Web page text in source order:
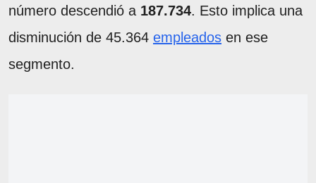
número descendió a 187.734. Esto implica una
disminución de 45.364 empleados en ese
segmento.